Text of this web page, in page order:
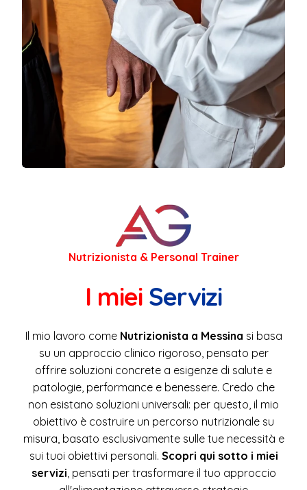
Nutrizionista & Personal Trainer
Nutrizionista a Messina
su un approccio clinico rigoroso, pensato per
non esistano soluzioni universali: per questo, il mio
misura, basato esclusivamente sulle tue necessità e
sui tuoi obiettivi personali.Scopri qui sotto i miei
servizi , pensati per trasformare il tuo approccio
all'alimentazione attraverso strategie
personalizzate, lontane da schemi rigidi e
focalizzate sul tuo equilibrio reale.